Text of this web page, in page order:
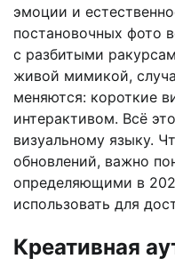
эмоции и
постановочных фото
с разбитыми
живой мимикой,
меняются: короткие
интерактивом. Всё
визуальному языку.
обновлений, важно
определяющими в
использовать для
Креативная